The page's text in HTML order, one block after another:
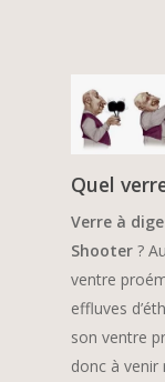
Quel
Verre à
Shooter ?
ventre
effluves
son ventre
donc à venir